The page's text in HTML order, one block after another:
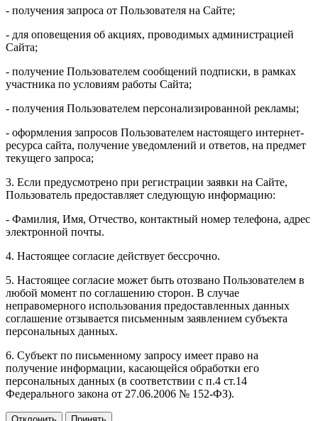
- получения запроса от Пользователя на Сайте;
- для оповещения об акциях, проводимых администрацией
Сайта;
- получение Пользователем сообщений подписки, в рамках
участника по условиям работы Сайта;
- получения Пользователем персонализированной рекламы;
- оформления запросов Пользователем настоящего интернет-
ресурса сайта, получение уведомлений и ответов, на предмет
текущего запроса;
3. Если предусмотрено при регистрации заявки на Сайте,
Пользователь предоставляет следующую информацию:
- Фамилия, Имя, Отчество, контактный номер телефона, адрес
электронной почты.
4. Настоящее согласие действует бессрочно.
5. Настоящее согласие может быть отозвано Пользователем в
любой момент по соглашению сторон. В случае
неправомерного использования предоставленных данных
соглашение отзывается письменным заявлением субъекта
персональных данных.
6. Субъект по письменному запросу имеет право на
получение информации, касающейся обработки его
персональных данных (в соответствии с п.4 ст.14
Федерального закона от 27.06.2006 № 152-ФЗ).